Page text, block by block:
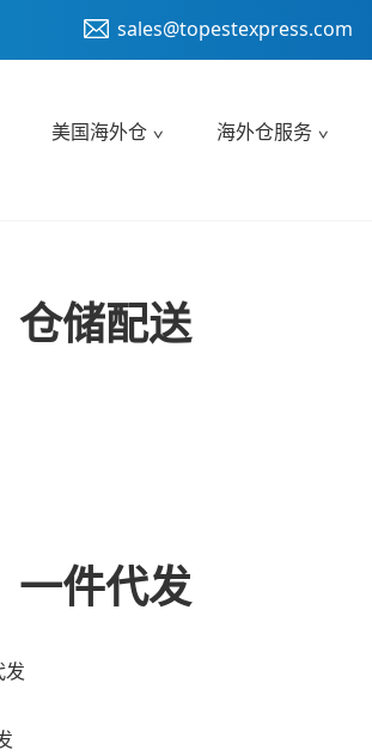
sales@topestexpress.com
美国海外仓 海外仓服务
仓储配送
一件代发